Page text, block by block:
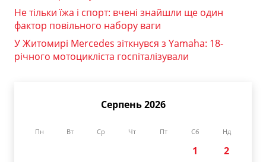
Не тільки їжа і спорт: вчені знайшли ще один
фактор повільного набору ваги
У Житомирі Mercedes зіткнувся з Yamaha: 18-
річного мотоцикліста госпіталізували
Серпень 2026
Пн Вт Ср Чт Пт Сб Нд
1
2